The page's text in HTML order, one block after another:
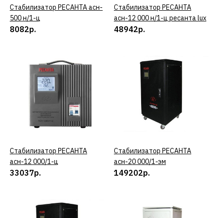
КУПИТЬ
Стабилизатор
однофазный РЕСАНТА
асн- 5 000/1-ц (63/6/6.)
17001р.
КУПИТЬ
КУПИТЬ
Стабилизатор РЕСАНТА асн-
500 н/1-ц
8082р.
КУПИТЬ
Стабилизатор РЕСАНТА
асн-12 000 н/1-ц ресанта lux
48942р.
КУПИТЬ
Стабилизатор РЕСАНТА
асн-12 000/1-ц
33037р.
КУПИТЬ
Стабилизатор РЕСАНТА
асн-20 000/1-эм
149202р.